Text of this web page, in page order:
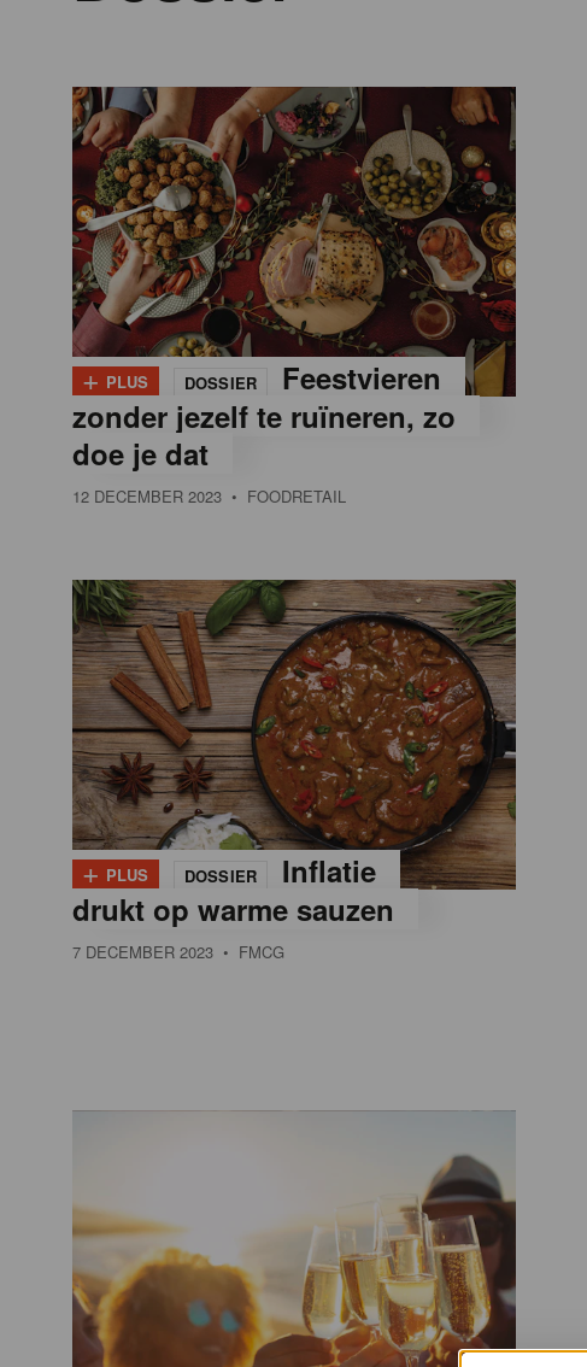
+ PLUS DOSSIER
Feestvieren
zonder jezelf te ruïneren, zo
doe je dat
12 DECEMBER 2023 • FOODRETAIL
+ PLUS DOSSIER
Inflatie
drukt op warme sauzen
7 DECEMBER 2023 • FMCG